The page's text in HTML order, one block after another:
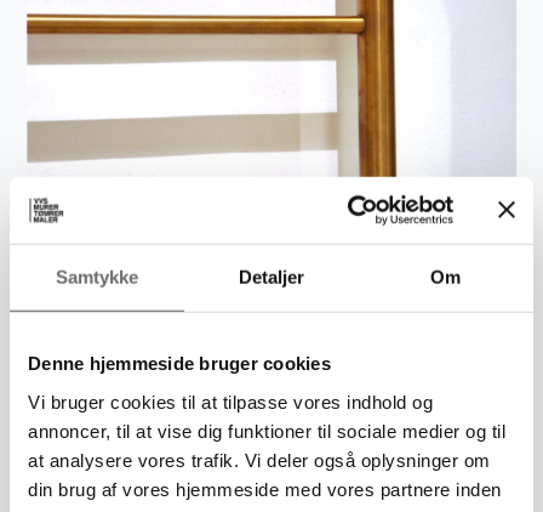
Samtykke Detaljer Om
Denne hjemmeside bruger cookies
Vi bruger cookies til at tilpasse vores indhold og
annoncer, til at vise dig funktioner til sociale medier og til
at analysere vores trafik. Vi deler også oplysninger om
din brug af vores hjemmeside med vores partnere inden